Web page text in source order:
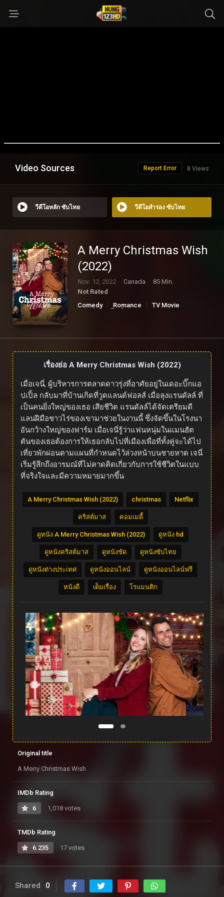
Video Sources 8 Views
Report Error
วีดีโอหลัก ซับไทย วีดีโอสำรอง ซับไทย
A Merry Christmas Wish
(2022)
Nov. 12, 2022 Canada
85 Min.
Not Rated
Comedy
Romance
TV Movie
เรื่องย่อ A Merry Christmas Wish (2022)
เมื่อเจนี่, ผู้บริหารการตลาดดาวรุ่งที่อาศัยอยู่ในเดอะบิ๊กแอ
ปเปิ้ล กลับมาที่บ้านเกิดที่วูดแลนด์ฟอลส์ เมื่อลุงแรนดัลล์ ที่
เป็นคนยิ่งใหญ่ของเธอ เสียชีวิต แรนดัลล์ได้จัดเตรียมดี
แลนฝีมือชาวไร่ของเขามาช่วยในงานนี้ ซึ่งจัดขึ้นในโรงนา
อันกว้างใหญ่ของฟาร์ม เมื่อเจนี่รู้ว่าแฟนหนุ่มในแมนฮัต
ตันของเธอต้องการให้เธอกลับไปที่เมืองเพื่อที่ทั้งคู่จะได้ไป
เที่ยวพักผ่อนตามแผนที่กำหนดไว้ล่วงหน้าบนชายหาด เจนี่
เริ่มรู้สึกถึงอารมณ์ที่ไม่คาดคิดเกี่ยวกับการใช้ชีวิตในแบบ
ที่จริงใจและมีความหมายมากขึ้น
A Merry Christmas Wish (2022) christmas Netflix
คริสต์มาส คอมเมดี้
ดูหนัง A Merry Christmas Wish (2022) ดูหนัง hd
ดูหนังคริสต์มาส ดูหนังชัด ดูหนังซับไทย
ดูหนังต่างประเทศ ดูหนังออนไลน์ ดูหนังออนไลน์ฟรี
หนังดี เต็มเรื่อง โรแมนติก
Original title
A Merry Christmas Wish
IMDb Rating
6 1,018 votes
TMDb Rating
6.235 17 votes
Shared 0